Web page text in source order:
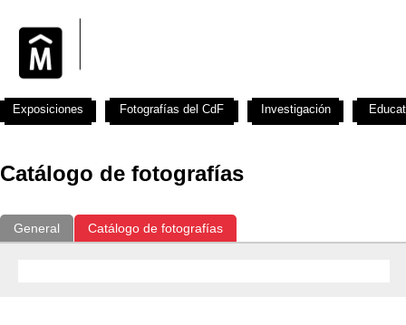
Catálogo de fotografías
General Catálogo de fotografías
Exposiciones Fotografías del CdF Investigación